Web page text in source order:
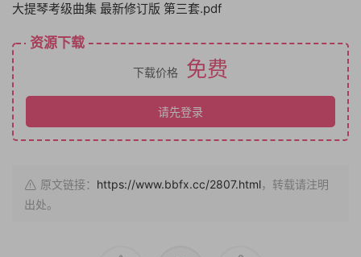
大提琴考级曲集 最新修订版 第三套.pdf
资源下载
下载价格 免费
请先登录
原文链接： https://www.bbfx.cc/2807.html，转载请注明
出处。